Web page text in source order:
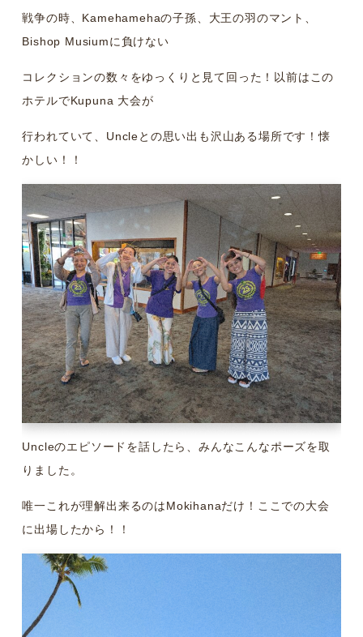
戦争の時、Kamehamehaの子孫、大王の羽のマント、
Bishop Musiumに負けない
コレクションの数々をゆっくりと見て回った！以前はこの
ホテルでKupuna 大会が
行われていて、Uncleとの思い出も沢山ある場所です！懐
かしい！！
Uncleのエピソードを話したら、みんなこんなポーズを取
りました。
唯一これが理解出来るのはMokihanaだけ！ここでの大会
に出場したから！！